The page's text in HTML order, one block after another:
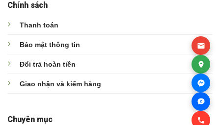
Z
Chính sách
Thanh toán
Bảo mật thông tin
Đổi trả hoàn tiền
Giao nhận và kiểm hàng
Chuyên mục